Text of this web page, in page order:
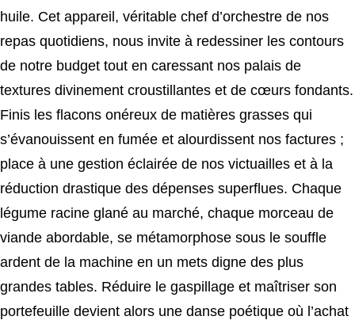
huile. Cet appareil, véritable chef d’orchestre de nos
repas quotidiens, nous invite à redessiner les contours
de notre budget tout en caressant nos palais de
textures divinement croustillantes et de cœurs fondants.
Finis les flacons onéreux de matières grasses qui
s’évanouissent en fumée et alourdissent nos factures ;
place à une gestion éclairée de nos victuailles et à la
réduction drastique des dépenses superflues. Chaque
légume racine glané au marché, chaque morceau de
viande abordable, se métamorphose sous le souffle
ardent de la machine en un mets digne des plus
grandes tables. Réduire le gaspillage et maîtriser son
portefeuille devient alors une danse poétique où l’achat